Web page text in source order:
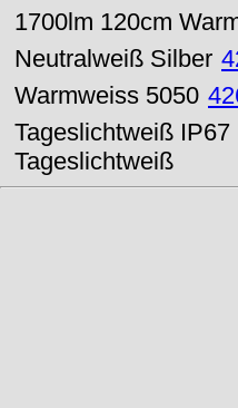
1700lm 120cm
Neutralweiß Silber
Warmweiss 5050
Tageslichtweiß IP67
Tageslichtweiß